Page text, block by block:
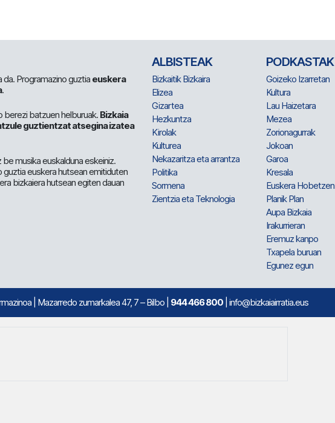
Programazino guztia euskera
.
berezi batzuen helburuak. Bizkaia
guztientzat atsegina izatea
musika euskalduna eskeiniz.
guztia euskera hutsean emitiduten
bizkaiera hutsean egiten dauan
ALBISTEAK
Bizkaitik Bizkaira
Elizea
Gizartea
Hezkuntza
Kirolak
Kulturea
Nekazaritza eta arrantza
Politika
Sormena
Zientzia eta Teknologia
PODKASTAK
Goizeko Izarretan
Kultura
Lau Haizetara
Mezea
Zorionagurrak
Jokoan
Garoa
Kresala
Euskera Hobetzen
Planik Plan
Aupa Bizkaia
Irakurrieran
Eremuz kanpo
Txapela buruan
Egunez egun
| Mazarredo zumarkalea 47, 7 – Bilbo | 944 466 800 | info@bizkaiairratia.eus